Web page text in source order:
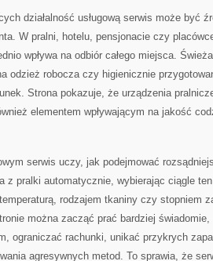
działalność usługową serwis może być
W pralni, hotelu, pensjonacie czy
wpływa na odbiór całego miejsca.
odzież robocza czy higienicznie
Strona pokazuje, że urządzenia
elementem wpływającym na jakość
serwis uczy, jak podejmować
z pralki automatycznie, wybierając ciągle
rodzajem tkaniny czy stopniem
można zacząć prać bardziej
ograniczać rachunki, unikać przykrych
agresywnych metod. To sprawia, że